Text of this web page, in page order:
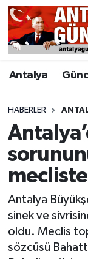
Antalya
HABERLER
mecliste
Antalya
sinek ve
oldu. Meclis
sözcüsü
Antalya
Asayiş
Bilim &
Bölge
EĞİTİM
Ekonomi
Genel
Antalya
Antalya
Antalya
Antalya
Süper Lig
Tüm
Son